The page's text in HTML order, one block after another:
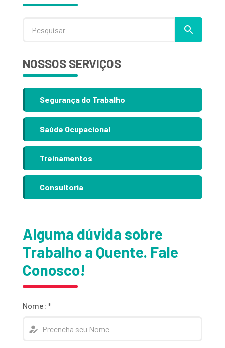
NOSSOS SERVIÇOS
Segurança do Trabalho
Saúde Ocupacional
Treinamentos
Consultoria
Alguma dúvida sobre
Trabalho a Quente. Fale
Conosco!
Nome: *